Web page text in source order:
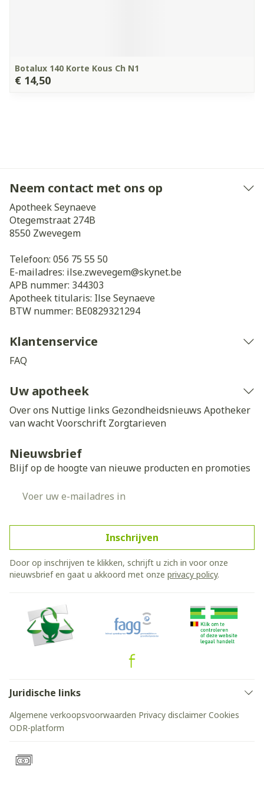
Botalux 140 Korte Kous Ch N1
€ 14,50
Neem contact met ons op
Apotheek Seynaeve
Otegemstraat 274B
8550 Zwevegem
Telefoon: 056 75 55 50
E-mailadres: ilse.zwevegem@skynet.be
APB nummer: 344303
Apotheek titularis: Ilse Seynaeve
BTW nummer: BE0829321294
Klantenservice
FAQ
Uw apotheek
Over ons Nuttige links Gezondheidsnieuws Apotheker
van wachtVoorschrift Zorgtarieven
Nieuwsbrief
Blijf op de hoogte van nieuwe producten en promoties
Inschrijven
Door op inschrijven te klikken, schrijft u zich in voor onze
nieuwsbrief en gaat u akkoord met onze privacy policy.
Juridische links
Algemene verkoopsvoorwaarden Privacy disclaimer Cookies
ODR-platform